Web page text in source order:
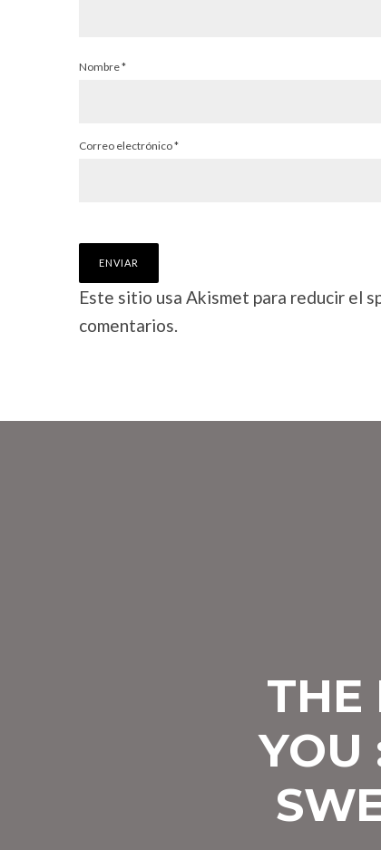
Nombre*
Correo electrónico*
Este sitio usa Akismet para reducir el
comentarios.
THE
YOU